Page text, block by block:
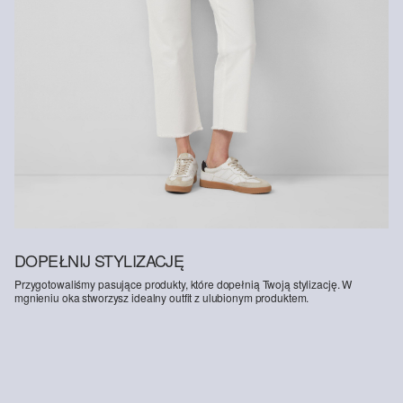
DOPEŁNIJ STYLIZACJĘ
Przygotowaliśmy pasujące produkty, które dopełnią Twoją stylizację. W
mgnieniu oka stworzysz idealny outfit z ulubionym produktem.